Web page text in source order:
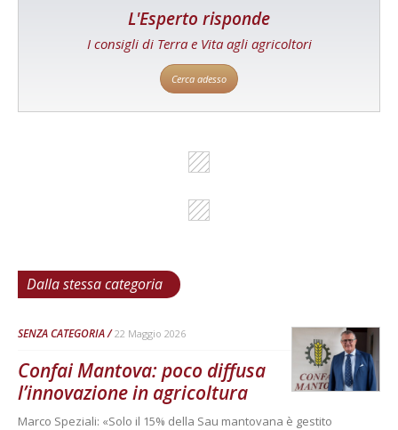
L'Esperto risponde
I consigli di Terra e Vita agli agricoltori
Cerca adesso
Dalla stessa categoria
SENZA CATEGORIA 22 Maggio 2026
Confai Mantova: poco diffusa
l’innovazione in agricoltura
Marco Speziali: «Solo il 15% della Sau mantovana è gestito